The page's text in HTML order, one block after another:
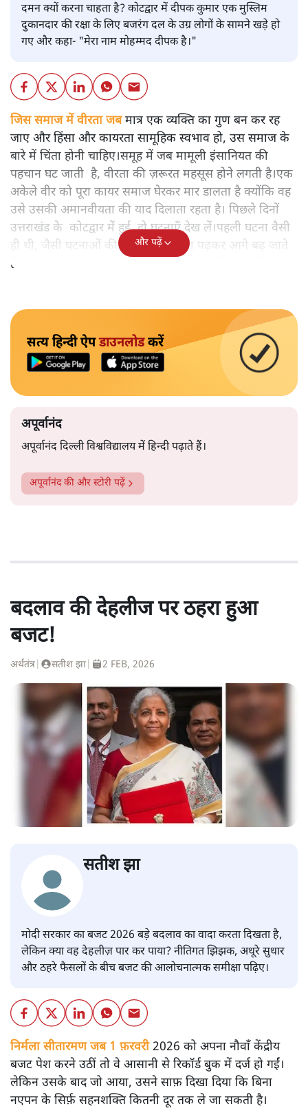
दमन क्यों करना चाहता है? कोटद्वार में दीपक कुमार एक मुस्लिम
दुकानदार की रक्षा के लिए बजरंग दल के उग्र लोगों के सामने खड़े हो
गए और कहा- "मेरा नाम मोहम्मद दीपक है।"
जिस समाज में वीरता जबमात्र एक व्यक्ति का गुण बन कर रह
जाए और हिंसा और कायरता सामूहिक स्वभाव हो, उस समाज के
बारे में चिंता होनी चाहिए।समूह में जब मामूली इंसानियत की
पहचान घट जाती है, वीरता की ज़रूरत महसूस होने लगती है।एक
अकेले वीर को पूरा कायर समाज घेरकर मार डालता है क्योंकि वह
उसे उसकी अमानवीयता की याद दिलाता रहता है। पिछले दिनों
उत्तराखंड के कोटद्वार में हुई दो घटनाएँ देख लें।पहली घटना वैसी
ही थी, जैसी घटनाओं की खबर हम रोज़ाना पढ़कर आगे बढ़ जाते
हैं।भारत के तक़रीबन हर हिस्से से ऐसी खबर आती ही रहती है।
और पढ़ें
सत्य हिन्दी ऐपडाउनलोडकरें
अपूर्वानंद
अपूर्वानंद दिल्ली विश्वविद्यालय में हिन्दी पढ़ाते हैं।
अपूर्वानंदकी और स्टोरी पढ़ें
बदलाव की देहलीज पर ठहरा हुआ
बजट!
अर्थतंत्र सतीश झा 2 FEB, 2026
सतीश झा
मोदी सरकार का बजट 2026 बड़े बदलाव का वादा करता दिखता है,
लेकिन क्या वह देहलीज़ पार कर पाया? नीतिगत झिझक, अधूरे सुधार
और ठहरे फैसलों के बीच बजट की आलोचनात्मक समीक्षा पढ़िए।
निर्मला सीतारमण जब 1 फ़रवरी2026 को अपना नौवाँ केंद्रीय
बजट पेश करने उठीं तो वे आसानी से रिकॉर्ड बुक में दर्ज हो गईं।
लेकिन उसके बाद जो आया, उसने साफ़ दिखा दिया कि बिना
नएपन के सिर्फ़ सहनशक्ति कितनी दूर तक ले जा सकती है।